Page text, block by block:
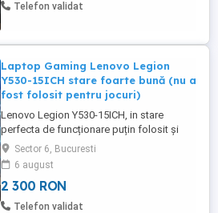
Telefon validat
Laptop Gaming Lenovo Legion
Y530-15ICH stare foarte bună (nu a
fost folosit pentru jocuri)
Lenovo Legion Y530-15ICH, in stare
perfecta de funcționare puțin folosit și
bine păstrat. Specificații Procesor Intel
Core i5-8300H pana la 4.00 GHz, Coffee
Lake, 15.6", Full HD, IPS Rezolutie 1920 x
1080 Hard disk SSD 512 GB Capacitate
memorie 8 GB Placa video dedicata
Sector 6, Bucuresti
6 august
2 300 RON
Telefon validat